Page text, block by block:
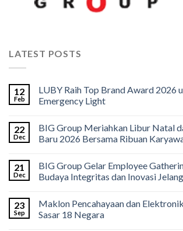
LATEST POSTS
12
Feb
LUBY Raih Top Brand Award 2026
Emergency Light
22
Dec
BIG Group Meriahkan Libur Natal
Baru 2026 Bersama Ribuan
21
Dec
BIG Group Gelar Employee
Budaya Integritas dan Inovasi
23
Sep
Maklon Pencahayaan dan
Sasar 18 Negara